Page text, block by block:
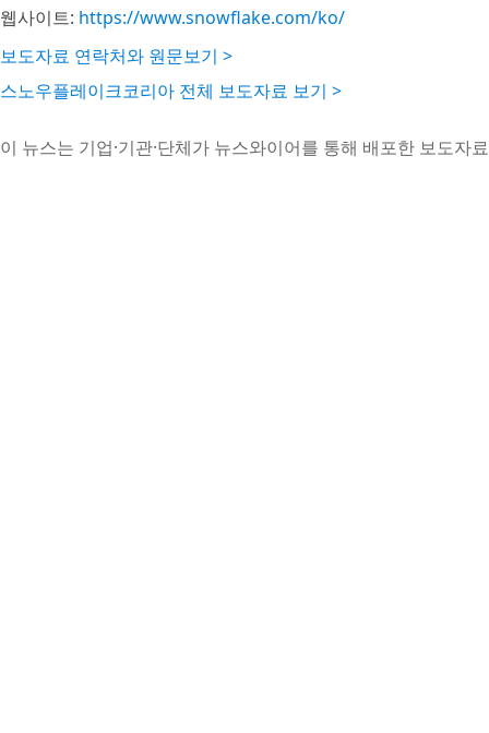
웹사이트: https://www.snowflake.com/ko/
보도자료 연락처와 원문보기 >
스노우플레이크코리아 전체 보도자료 보기 >
이 뉴스는 기업·기관·단체가 뉴스와이어를 통해 배포한 보도자